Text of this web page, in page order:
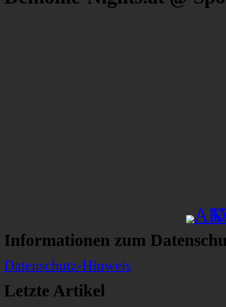
Informationen zum
Datenschutz-Hinweis
Letzte Artikel